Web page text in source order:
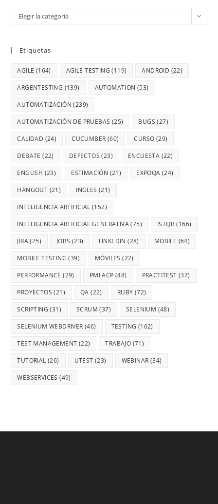
Elegir la categoría
Etiquetas
AGILE (164) AGILE TESTING (119) ANDROID (22)
ARGENTESTING (139) AUTOMATION (53)
AUTOMATIZACIÓN (239)
AUTOMATIZACIÓN DE PRUEBAS (25) BUGS (27)
CALIDAD (24) CUCUMBER (60) CURSO (29)
DEBATE (22) DEFECTOS (23) ENCUESTA (22)
ENGLISH (23) ESTIMACIÓN (21) EXPOQA (24)
HANGOUT (21) INGLES (21)
INTELIGENCIA ARTIFICIAL (152)
INTELIGENCIA ARTIFICIAL GENERATIVA(75) ISTQB (166)
JIRA(25) JOBS (23) LINKEDIN (28) MOBILE (64)
MOBILE TESTING (39) MÓVILES (22)
PERFORMANCE (29) PMI ACP (48) PRACTITEST (37)
PROYECTOS (21) QA (22) RUBY (72)
SCRIPTING (31) SCRUM (37) SELENIUM (48)
SELENIUM WEBDRIVER (46) TESTING (162)
TEST MANAGEMENT (22) TRABAJO (71)
TUTORIAL (26) UTEST (23) WEBINAR (34)
WEBSERVICES (49)